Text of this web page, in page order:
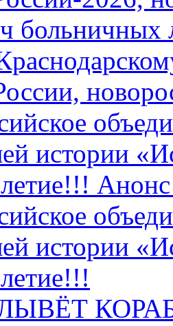
больничных
истории
истории